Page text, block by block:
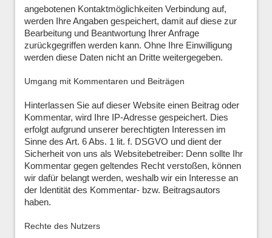
angebotenen Kontaktmöglichkeiten Verbindung auf,
werden Ihre Angaben gespeichert, damit auf diese zur
Bearbeitung und Beantwortung Ihrer Anfrage
zurückgegriffen werden kann. Ohne Ihre Einwilligung
werden diese Daten nicht an Dritte weitergegeben.
Umgang mit Kommentaren und Beiträgen
Hinterlassen Sie auf dieser Website einen Beitrag oder
Kommentar, wird Ihre IP-Adresse gespeichert. Dies
erfolgt aufgrund unserer berechtigten Interessen im
Sinne des Art. 6 Abs. 1 lit. f. DSGVO und dient der
Sicherheit von uns als Websitebetreiber: Denn sollte Ihr
Kommentar gegen geltendes Recht verstoßen, können
wir dafür belangt werden, weshalb wir ein Interesse an
der Identität des Kommentar- bzw. Beitragsautors
haben.
Rechte des Nutzers